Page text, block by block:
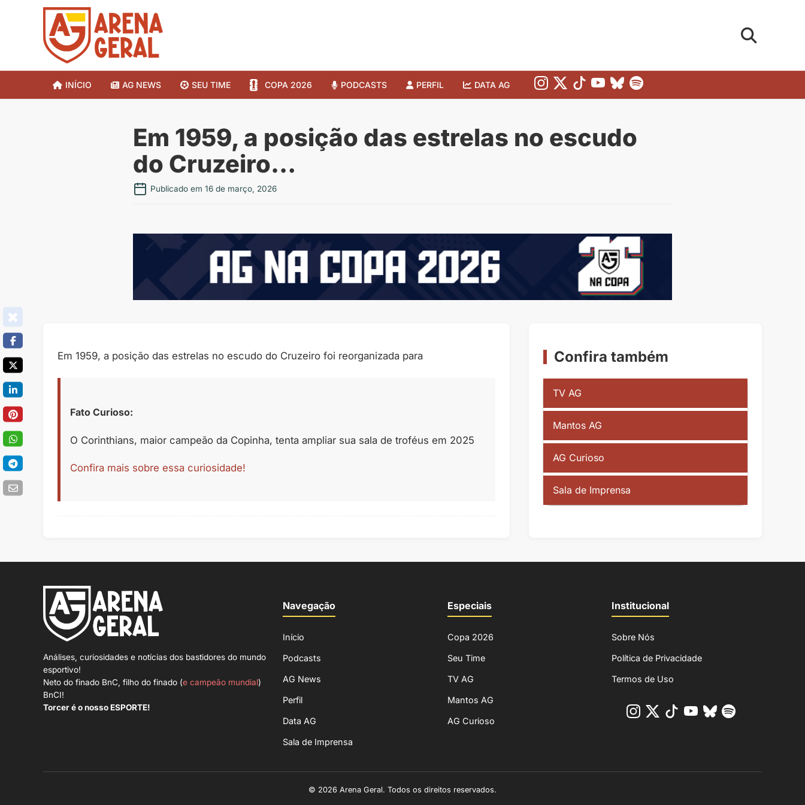
INÍCIO AG NEWS SEU TIME COPA 2026 PODCASTS PERFIL DATA AG
Em 1959, a posição das estrelas no escudo
do Cruzeiro…
Publicado em 16 de março, 2026
Em 1959, a posição das estrelas no escudo do Cruzeiro foi reorganizada para
Fato Curioso:
O Corinthians, maior campeão da Copinha, tenta ampliar sua sala de troféus em 2025
Confira mais sobre essa curiosidade!
Confira também
TV AG
Mantos AG
AG Curioso
Sala de Imprensa
Análises, curiosidades e notícias dos bastidores do mundo
esportivo!
Neto do finado BnC, filho do finado (e campeão mundial)
BnCI!
Torcer é o nosso ESPORTE!
Navegação
Início
Podcasts
AG News
Perfil
Data AG
Sala de Imprensa
Especiais
Copa 2026
Seu Time
TV AG
Mantos AG
AG Curioso
Institucional
Sobre Nós
Política de Privacidade
Termos de Uso
© 2026 Arena Geral. Todos os direitos reservados.